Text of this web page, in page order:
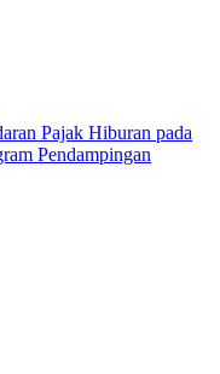
Pajak Hiburan pada
Pendampingan